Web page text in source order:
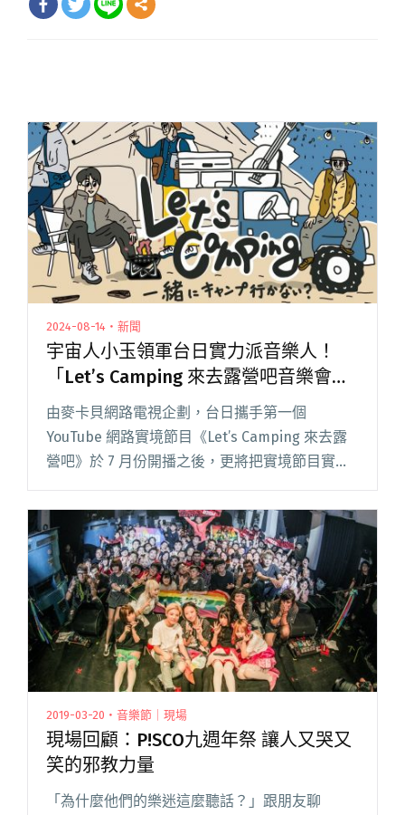
2024-08-14・新聞
宇宙人小玉領軍台日實力派音樂人！
「Let’s Camping 來去露營吧音樂會」
將於9/28、9/29登場！
由麥卡貝網路電視企劃，台日攜手第一個
YouTube 網路實境節目《Let’s Camping 來去露
營吧》於 7 月份開播之後，更將把實境節目實體
化，「Let’s Camping 來去露營吧音樂會」將在 9
月 28、29 日閱讀全文 "宇宙人小玉領軍台日實力
派音樂人！「Let’s Camping 來去露營吧音樂
會」將於9/28、9/29登場！"
2019-03-20・音樂節｜現場
現場回顧：P!SCO九週年祭 讓人又哭又
笑的邪教力量
「為什麼他們的樂迷這麼聽話？」跟朋友聊